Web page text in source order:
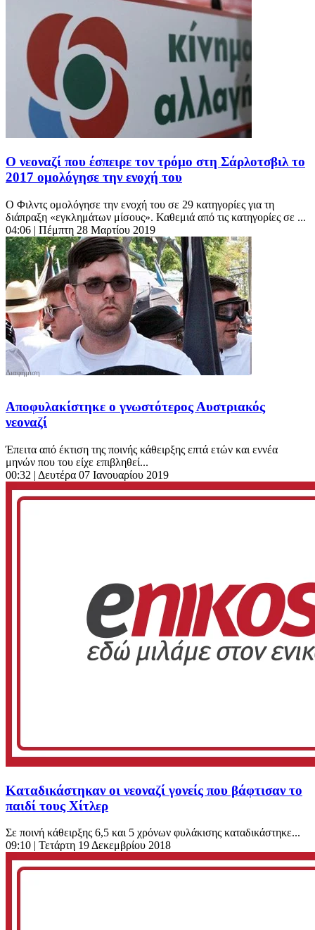
Ο νεοναζί που έσπειρε τον τρόμο στη Σάρλοτσβιλ το
2017 ομολόγησε την ενοχή του
Ο Φιλντς ομολόγησε την ενοχή του σε 29 κατηγορίες για τη
διάπραξη «εγκλημάτων μίσους». Καθεμιά από τις κατηγορίες σε ...
04:06 | Πέμπτη 28 Μαρτίου 2019
Αποφυλακίστηκε ο γνωστότερος Αυστριακός
νεοναζί
Έπειτα από έκτιση της ποινής κάθειρξης επτά ετών και εννέα
μηνών που του είχε επιβληθεί...
00:32 | Δευτέρα 07 Ιανουαρίου 2019
Καταδικάστηκαν οι νεοναζί γονείς που βάφτισαν το
παιδί τους Χίτλερ
Σε ποινή κάθειρξης 6,5 και 5 χρόνων φυλάκισης καταδικάστηκε...
09:10 | Τετάρτη 19 Δεκεμβρίου 2018